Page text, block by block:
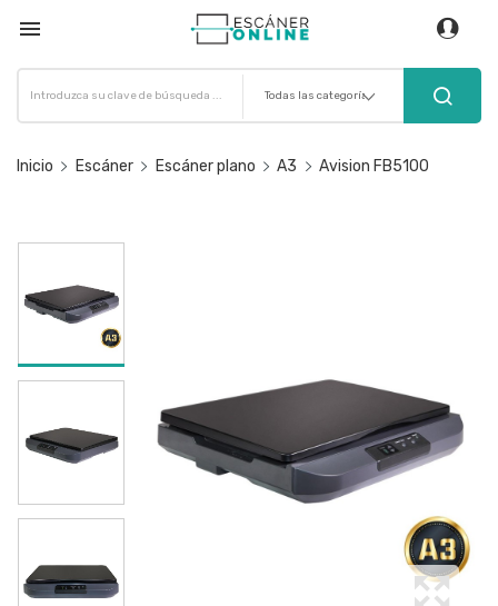

Inicio Escáner Escáner plano A3 Avision FB5100